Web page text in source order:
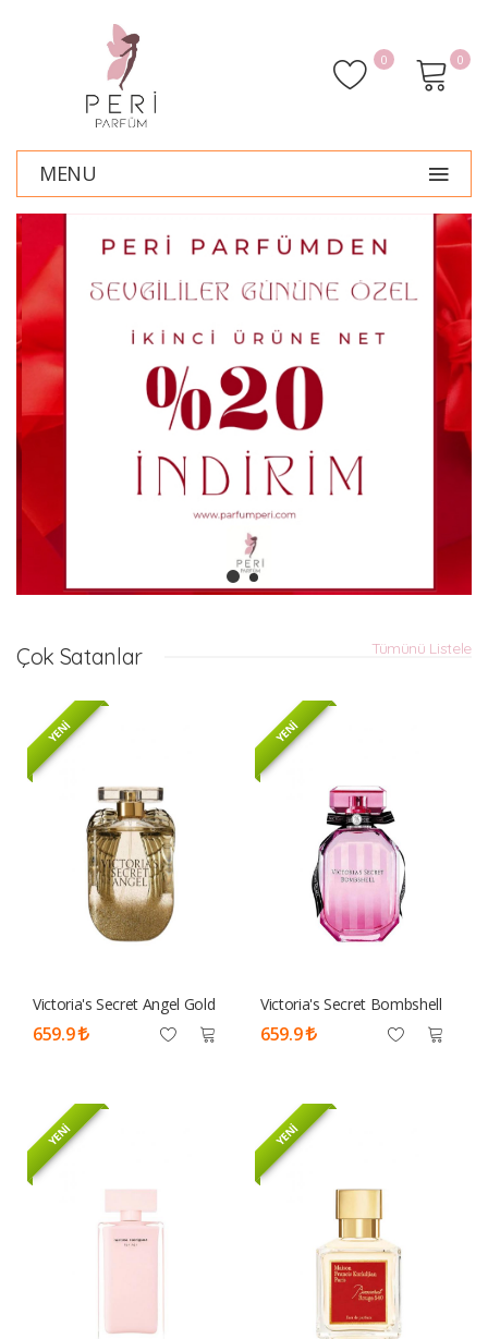
0 0
MENU
Çok Satanlar Tümünü Listele
YENİ
Victoria's Secret Angel Gold
Edp Kadın Tester
659.9
YENİ
Victoria's Secret Bombshell
Edp 100 ML Tester Parfüm
Kadın
659.9
YENİ YENİ